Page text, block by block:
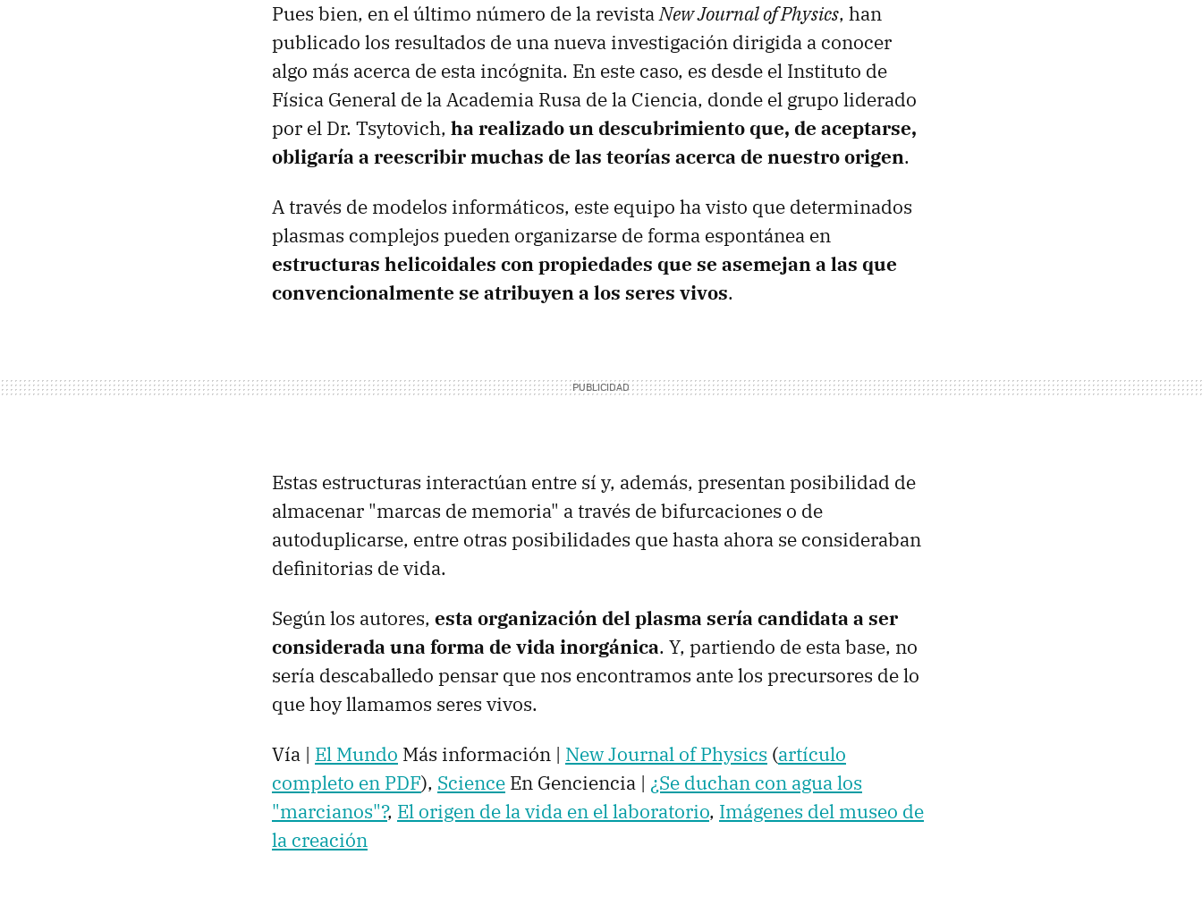
Pues bien, en el último número de la revistaNew Journal of Physics, han
publicado los resultados de una nueva investigación dirigida a conocer
algo más acerca de esta incógnita. En este caso, es desde el Instituto de
Física General de la Academia Rusa de la Ciencia, donde el grupo liderado
por el Dr. Tsytovich, ha realizado un descubrimiento que, de aceptarse,
obligaría a reescribir muchas de las teorías acerca de nuestro origen.
A través de modelos informáticos, este equipo ha visto que determinados
plasmas complejos pueden organizarse de forma espontánea en
estructuras helicoidales con propiedades que se asemejan a las que
convencionalmente se atribuyen a los seres vivos.
Estas estructuras interactúan entre sí y, además, presentan posibilidad de
almacenar "marcas de memoria" a través de bifurcaciones o de
autoduplicarse, entre otras posibilidades que hasta ahora se consideraban
definitorias de vida.
Según los autores, esta organización del plasma sería candidata a ser
considerada una forma de vida inorgánica. Y, partiendo de esta base, no
sería descaballedo pensar que nos encontramos ante los precursores de lo
que hoy llamamos seres vivos.
Vía | El Mundo Más información | New Journal of Physics (artículo
completo en PDF), Science En Genciencia | ¿Se duchan con agua los
"marcianos"?, El origen de la vida en el laboratorio, Imágenes del museo de
la creación